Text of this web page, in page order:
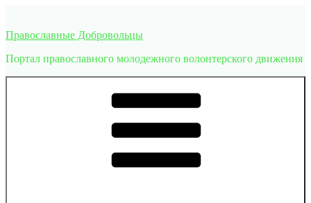
содержимому
Православные Добровольцы
Портал православного молодежного волонтерского движения